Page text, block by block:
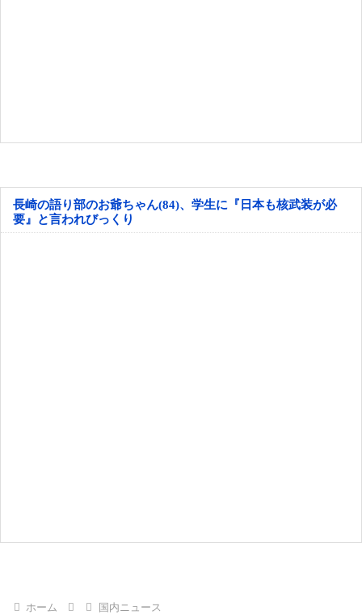
長崎の語り部のお爺ちゃん(84)、学生に『日本も核武装が必
要』と言われびっくり
ホーム 国内ニュース